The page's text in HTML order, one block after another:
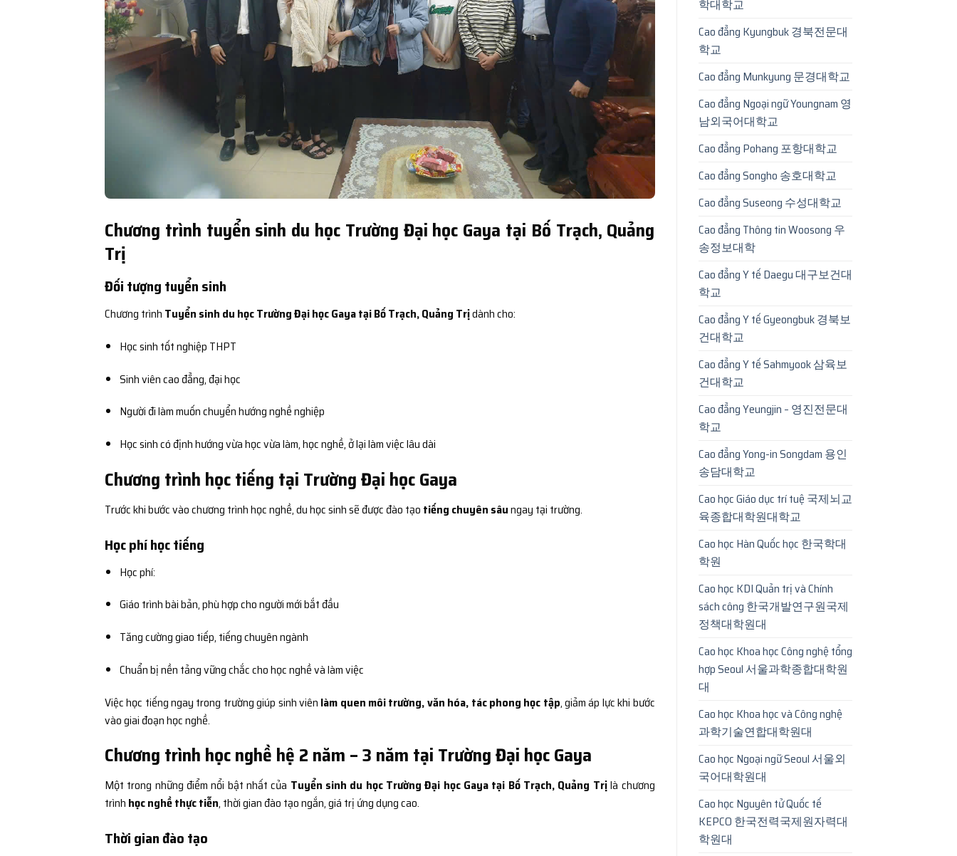
Chương trình tuyển sinh du học Trường Đại học Gaya tại Bố Trạch, Quảng
Trị
Đối tượng tuyển sinh
Chương trình Tuyển sinh du học Trường Đại học Gaya tại Bố Trạch, Quảng Trịdành cho:
Học sinh tốt nghiệp THPT
Sinh viên cao đẳng, đại học
Người đi làm muốn chuyển hướng nghề nghiệp
Học sinh có định hướng vừa học vừa làm, học nghề, ở lại làm việc lâu dài
Chương trình học tiếng tại Trường Đại học Gaya
Trước khi bước vào chương trình học nghề, du học sinh sẽ được đào tạo tiếng chuyên sâungay tại trường.
Học phí học tiếng
Học phí:
Giáo trình bài bản, phù hợp cho người mới bắt đầu
Tăng cường giao tiếp, tiếng chuyên ngành
Chuẩn bị nền tảng vững chắc cho học nghề và làm việc
Việc học tiếng ngay trong trường giúp sinh viên làm quen môi trường, văn hóa, tác phong học tập, giảm áp lực khi bước
vào giai đoạn học nghề.
Chương trình học nghề hệ 2 năm – 3 năm tại Trường Đại học Gaya
Một trong những điểm nổi bật nhất của Tuyển sinh du học Trường Đại học Gaya tại Bố Trạch, Quảng Trịlà chương
trình học nghề thực tiễn, thời gian đào tạo ngắn, giá trị ứng dụng cao.
Thời gian đào tạo
학대학교
Cao đẳng Kyungbuk 경북전문대
학교
Cao đẳng Munkyung 문경대학교
Cao đẳng Ngoại ngữ Youngnam 영
남외국어대학교
Cao đẳng Pohang 포항대학교
Cao đẳng Songho 송호대학교
Cao đẳng Suseong 수성대학교
Cao đẳng Thông tin Woosong 우
송정보대학
Cao đẳng Y tế Daegu 대구보건대
학교
Cao đẳng Y tế Gyeongbuk 경북보
건대학교
Cao đẳng Y tế Sahmyook 삼육보
건대학교
Cao đẳng Yeungjin – 영진전문대
학교
Cao đẳng Yong-in Songdam 용인
송담대학교
Cao học Giáo dục trí tuệ 국제뇌교
육종합대학원대학교
Cao học Hàn Quốc học 한국학대
학원
Cao học KDI Quản trị và Chính
sách công 한국개발연구원국제
정책대학원대
Cao học Khoa học Công nghệ tổng
hợp Seoul 서울과학종합대학원
대
Cao học Khoa học và Công nghệ
과학기술연합대학원대
Cao học Ngoại ngữ Seoul 서울외
국어대학원대
Cao học Nguyên tử Quốc tế
KEPCO 한국전력국제원자력대
학원대